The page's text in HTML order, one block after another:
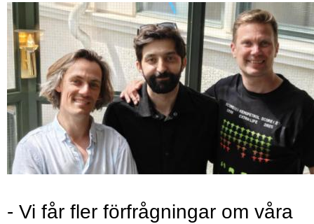
- Vi får fler förfrågningar om våra